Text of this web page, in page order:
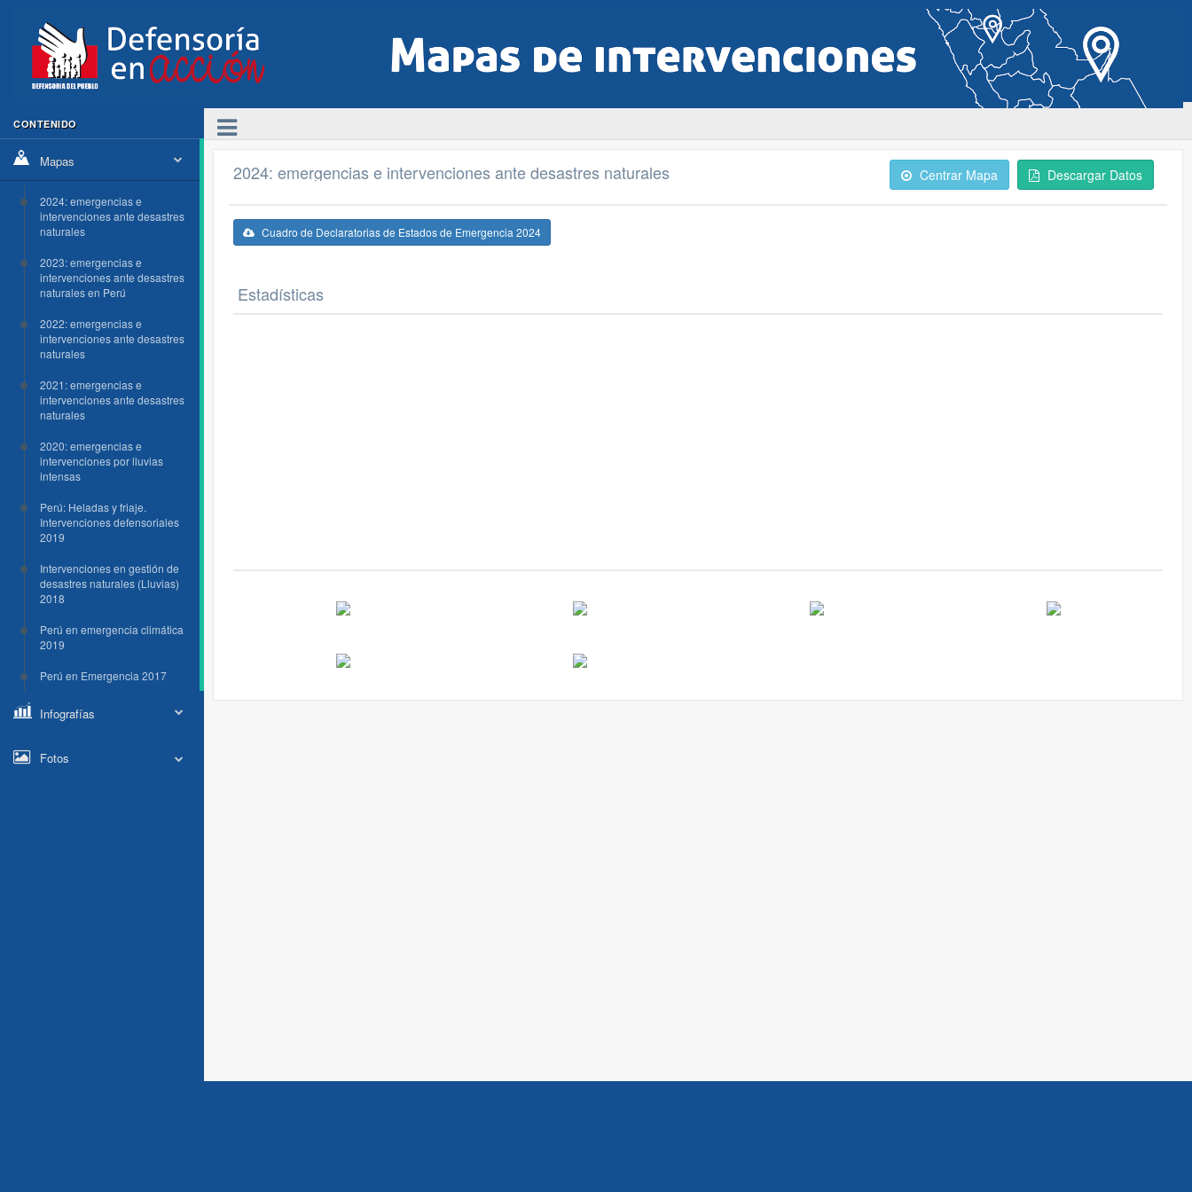
CONTENIDO
Mapas
2024: emergencias e
intervenciones ante desastres
naturales
2023: emergencias e
intervenciones ante desastres
naturales en Perú
2022: emergencias e
intervenciones ante desastres
naturales
2021: emergencias e
intervenciones ante desastres
naturales
2020: emergencias e
intervenciones por lluvias
intensas
Perú: Heladas y friaje.
Intervenciones defensoriales
2019
Intervenciones en gestión de
desastres naturales (Lluvias)
2018
Perú en emergencia climática
2019
Perú en Emergencia 2017
Infografías
Fotos
2024: emergencias e intervenciones ante desastres naturales Centrar Mapa Descargar Datos
Cuadro de Declaratorias de Estados de Emergencia 2024
Estadísticas